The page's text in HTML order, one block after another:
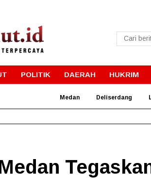
POLITIK DAERAH HUKRIM
Medan Deliserdang